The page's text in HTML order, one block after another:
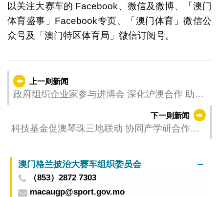
以关注大赛车的 Facebook、微信及微博、「澳门
体育盛事」Facebook专页、「澳门体育」微信公
众号及「澳门特区体育局」微信订阅号。
上一则新闻
政府组织企业家参与进博会 深化沪澳合作 助力
下一则新闻
科技基金促澳琴珠三地联动 协同产学研合作及
澳门格兰披治大赛车组织委员会
（853）2872 7303
macaugp@sport.gov.mo